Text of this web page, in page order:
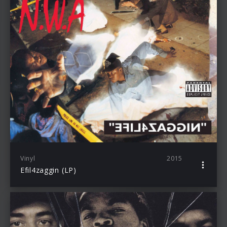
Vinyl 2015
Efil4zaggin (LP)